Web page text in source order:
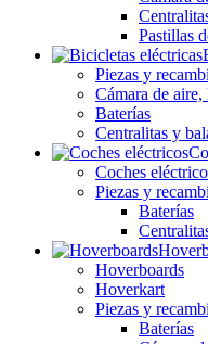
Pastillas
Piezas y
Cámara de
Baterías
Centralitas y
Coches
Piezas y
Baterías
Hoverboards
Hoverkart
Piezas y
Baterías